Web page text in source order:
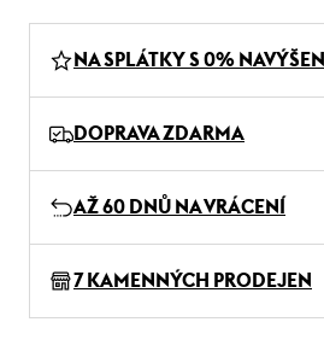
NA SPLÁTKY S 0% NAVÝŠENÍ
DOPRAVA ZDARMA
AŽ 60 DNŮ NA VRÁCENÍ
7 KAMENNÝCH PRODEJEN